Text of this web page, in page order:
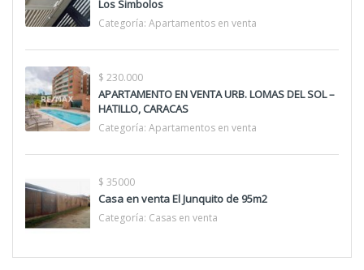
Los Simbolos
Categoría: Apartamentos en venta
$ 230.000
APARTAMENTO EN VENTA URB. LOMAS DEL SOL –
HATILLO, CARACAS
Categoría: Apartamentos en venta
$ 35000
Casa en venta El Junquito de 95m2
Categoría: Casas en venta